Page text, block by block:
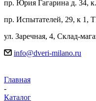
пр. Юрия Гагарина д. 34,
пр. Испытателей, 29, к 1,
ул. Заречная, 4, Склад-
info@dveri-milano.ru
Главная
-
Каталог